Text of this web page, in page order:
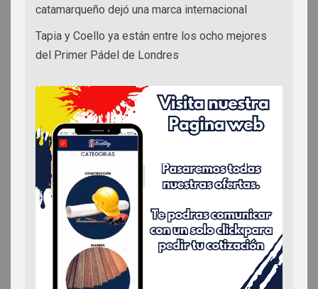
catamarqueño dejó una marca internacional
Tapia y Coello ya están entre los ocho mejores
del Primer Pádel de Londres